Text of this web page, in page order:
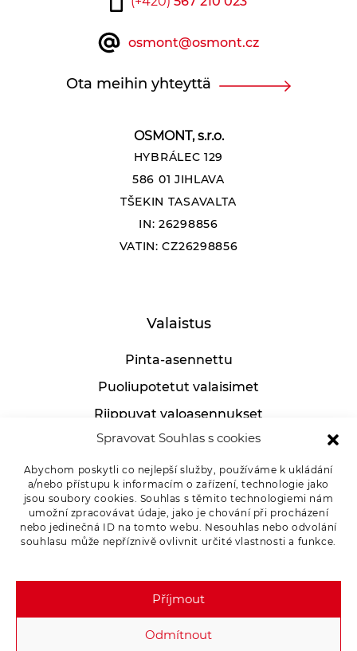
Spravovat Souhlas s cookies
Abychom poskytli co nejlepší služby, používáme k ukládání
a/nebo přístupu k informacím o zařízení, technologie jako
jsou soubory cookies. Souhlas s těmito technologiemi nám
umožní zpracovávat údaje, jako je chování při procházení
nebo jedinečná ID na tomto webu. Nesouhlas nebo odvolání
souhlasu může nepříznivě ovlivnit určité vlastnosti a funkce.
Příjmout
Odmítnout
OSMONT, s.r.o.
HYBRÁLEC 129
586 01 JIHLAVA
TŠEKIN TASAVALTA
IN: 26298856
VATIN: CZ26298856
Valaistus
Pinta-asennettu
Puoliupotetut valaisimet
Riippuvat valoasennukset
Teolliset valoasennukset
Pöytälamput
Asiakkaille
Tietosuojakäytäntö
osmont@osmont.cz
Ota meihin yhteyttä